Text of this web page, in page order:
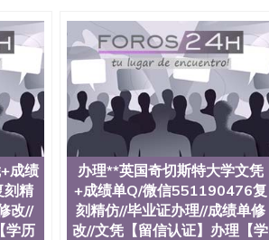
成绩
精
改//
学历
办理**英国奇切斯特大学文凭
+成绩单Q/微信551190476复
刻精仿//毕业证办理//成绩单修
改//文凭【留信认证】办理【学